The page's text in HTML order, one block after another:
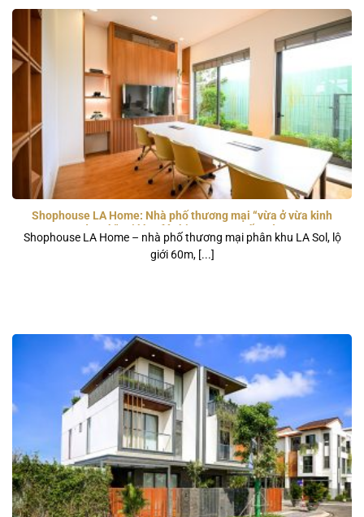
Shophouse LA Home: Nhà phố thương mại “vừa ở vừa kinh
doanh” tại khu đô thị LA Home Bến Lức
Shophouse LA Home – nhà phố thương mại phân khu LA Sol, lộ
giới 60m, [...]